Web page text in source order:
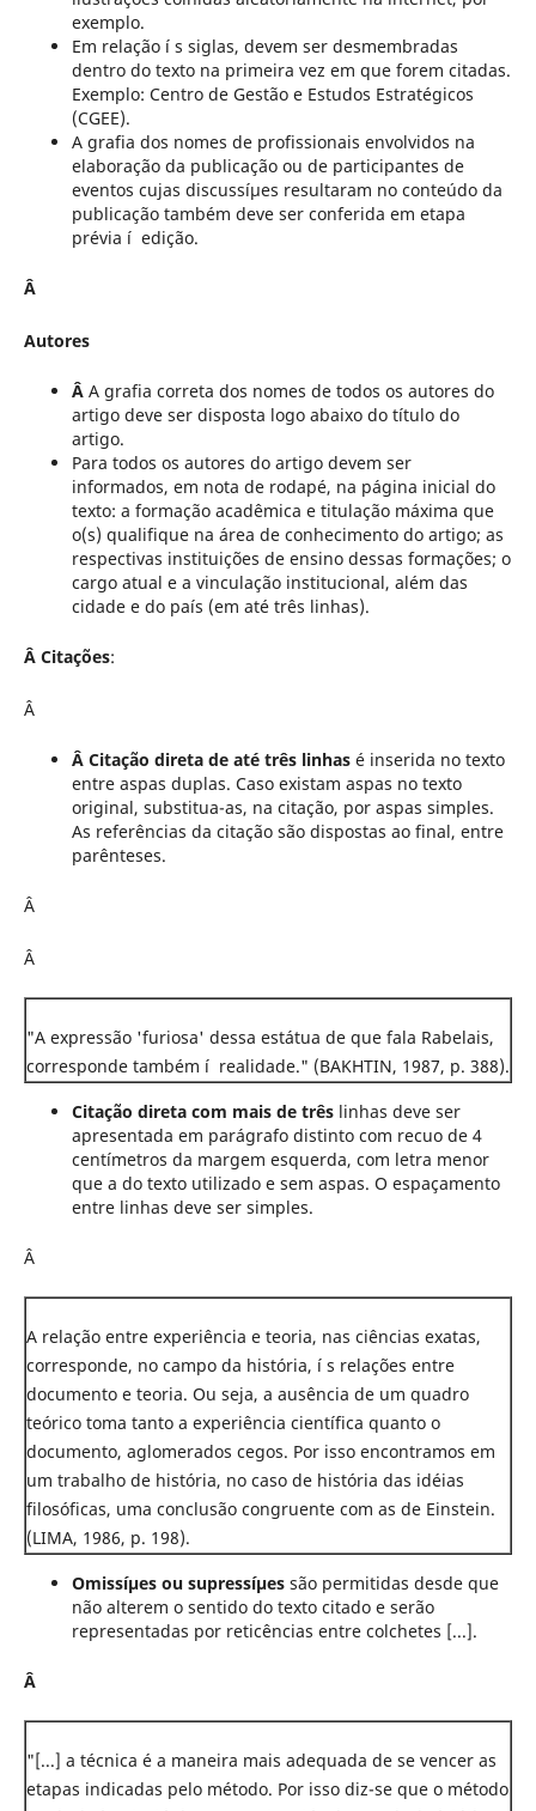
exemplo.
Em relação í s siglas, devem ser desmembradas
dentro do texto na primeira vez em que forem citadas.
Exemplo: Centro de Gestão e Estudos Estratégicos
(CGEE).
A grafia dos nomes de profissionais envolvidos na
elaboração da publicação ou de participantes de
eventos cujas discussíµes resultaram no conteúdo da
publicação também deve ser conferida em etapa
prévia í edição.
Â
Autores
Â A grafia correta dos nomes de todos os autores do
artigo deve ser disposta logo abaixo do título do
artigo.
Para todos os autores do artigo devem ser
informados, em nota de rodapé, na página inicial do
texto: a formação acadêmica e titulação máxima que
o(s) qualifique na área de conhecimento do artigo; as
respectivas instituições de ensino dessas formações; o
cargo atual e a vinculação institucional, além das
cidade e do país (em até três linhas).
Â Citações:
Â
Â Citação direta de até três linhasé inserida no texto
entre aspas duplas. Caso existam aspas no texto
original, substitua-as, na citação, por aspas simples.
As referências da citação são dispostas ao final, entre
parênteses.
Â
Â
"A expressão 'furiosa' dessa estátua de que fala Rabelais,
corresponde também í realidade." (BAKHTIN, 1987, p. 388).
Citação direta com mais de trêslinhas deve ser
apresentada em parágrafo distinto com recuo de 4
centímetros da margem esquerda, com letra menor
que a do texto utilizado e sem aspas. O espaçamento
entre linhas deve ser simples.
Â
A relação entre experiência e teoria, nas ciências exatas,
corresponde, no campo da história, í s relações entre
documento e teoria. Ou seja, a ausência de um quadro
teórico toma tanto a experiência científica quanto o
documento, aglomerados cegos. Por isso encontramos em
um trabalho de história, no caso de história das idéias
filosóficas, uma conclusão congruente com as de Einstein.
(LIMA, 1986, p. 198).
Omissíµes ou supressíµessão permitidas desde que
não alterem o sentido do texto citado e serão
representadas por reticências entre colchetes [...].
Â
"[...] a técnica é a maneira mais adequada de se vencer as
etapas indicadas pelo método. Por isso diz-se que o método